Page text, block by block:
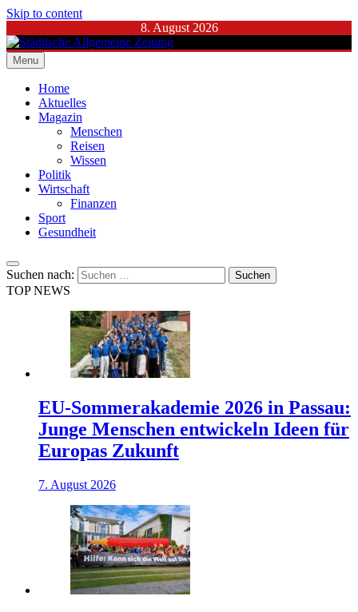
Skip to content
8. August 2026
Städtische Allgemeine Zeitung
Menu
Home
Aktuelles
Magazin
Menschen
Reisen
Wissen
Politik
Wirtschaft
Finanzen
Sport
Gesundheit
Suchen nach:
TOP NEWS
EU-Sommerakademie 2026 in Passau:
Junge Menschen entwickeln Ideen für
Europas Zukunft
7. August 2026